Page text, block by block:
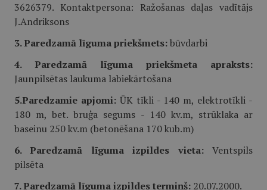
3626379. Kontaktpersona: Ražošanas daļas vadītājs
J.Andriksons
3. Paredzamā līguma priekšmets:būvdarbi
4. Paredzamā līguma priekšmeta apraksts:
Jaunpilsētas laukuma labiekārtošana
5.Paredzamie apjomi:ŪK tīkli - 140 m, elektrotīkli -
180 m, bet. bruģa segums - 140 kv.m, strūklaka ar
baseinu 250 kv.m (betonēšana 170 kub.m)
6. Paredzamā līguma izpildes vieta:Ventspils
pilsēta
7. Paredzamā līguma izpildes termiņš: 20.07.2000.